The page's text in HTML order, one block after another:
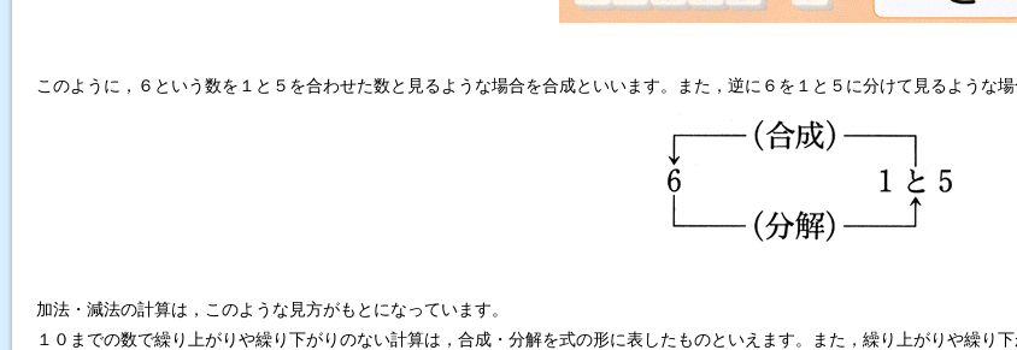
このように，６という数を１と５を合わせた数と見るような場合を合成といいます。また，逆に６を１と５に分けて見るような場
加法・減法の計算は，このような見方がもとになっています。
１０までの数で繰り上がりや繰り下がりのない計算は，合成・分解を式の形に表したものといえます。また，繰り上がりや繰り